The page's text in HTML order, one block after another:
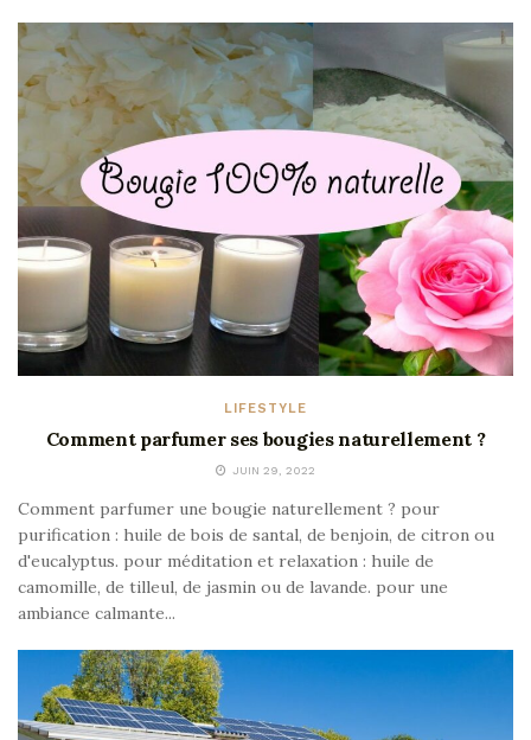
LIFESTYLE
Comment parfumer ses bougies naturellement ?
JUIN 29, 2022
Comment parfumer une bougie naturellement ? pour
purification : huile de bois de santal, de benjoin, de citron ou
d'eucalyptus. pour méditation et relaxation : huile de
camomille, de tilleul, de jasmin ou de lavande. pour une
ambiance calmante...